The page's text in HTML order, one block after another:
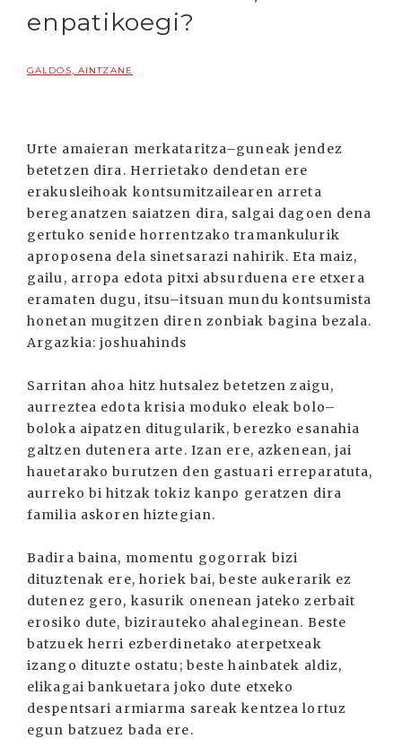
enpatikoegi?
GALDOS, AINTZANE
Urte amaieran merkataritza–guneak jendez
betetzen dira. Herrietako dendetan ere
erakusleihoak kontsumitzailearen arreta
bereganatzen saiatzen dira, salgai dagoen dena
gertuko senide horrentzako tramankulurik
aproposena dela sinetsarazi nahirik. Eta maiz,
gailu, arropa edota pitxi absurduena ere etxera
eramaten dugu, itsu–itsuan mundu kontsumista
honetan mugitzen diren zonbiak bagina bezala.
Argazkia: joshuahinds
Sarritan ahoa hitz hutsalez betetzen zaigu,
aurreztea edota krisia moduko eleak bolo–
boloka aipatzen ditugularik, berezko esanahia
galtzen dutenera arte. Izan ere, azkenean, jai
hauetarako burutzen den gastuari erreparatuta,
aurreko bi hitzak tokiz kanpo geratzen dira
familia askoren hiztegian.
Badira baina, momentu gogorrak bizi
dituztenak ere, horiek bai, beste aukerarik ez
dutenez gero, kasurik onenean jateko zerbait
erosiko dute, bizirauteko ahaleginean. Beste
batzuek herri ezberdinetako aterpetxeak
izango dituzte ostatu; beste hainbatek aldiz,
elikagai bankuetara joko dute etxeko
despentsari armiarma sareak kentzea lortuz
egun batzuez bada ere.